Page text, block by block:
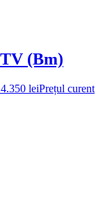
(Bm)
4.350 leiPrețul curent